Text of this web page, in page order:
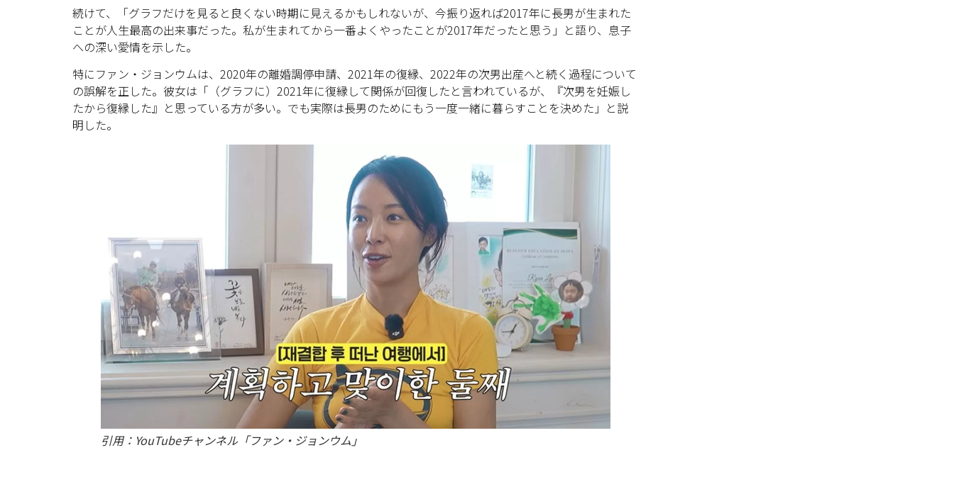
続けて、「グラフだけを見ると良くない時期に見えるかもしれないが、今振り返れば2017年に長男が生まれた
ことが人生最高の出来事だった。私が生まれてから一番よくやったことが2017年だったと思う」と語り、息子
への深い愛情を示した。
特にファン・ジョンウムは、2020年の離婚調停申請、2021年の復縁、2022年の次男出産へと続く過程について
の誤解を正した。彼女は「（グラフに）2021年に復縁して関係が回復したと言われているが、『次男を妊娠し
たから復縁した』と思っている方が多い。でも実際は長男のためにもう一度一緒に暮らすことを決めた」と説
明した。
引用：YouTubeチャンネル「ファン・ジョンウム」